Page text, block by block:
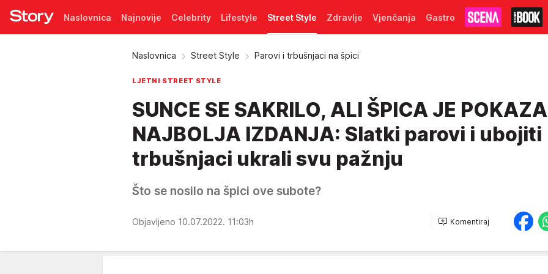
Naslovnica Najnovije Celebrity Lifestyle Street Style Zdravlje Vjenčanja Gastro
Naslovnica Street Style Parovi i trbušnjaci na špici
LJETNI STREET STYLE
SUNCE SE SAKRILO, ALI ŠPICA JE
NAJBOLJA IZDANJA: Slatki parovi i ubojiti
trbušnjaci ukrali svu pažnju
Što se nosilo na špici ove subote?
Objavljeno 10.07.2022. 11:03h Komentiraj